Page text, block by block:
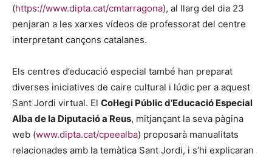
(https://www.dipta.cat/cmtarragona), al llarg del dia 23
penjaran a les xarxes vídeos de professorat del centre
interpretant cançons catalanes.
Els centres d’educació especial també han preparat
diverses iniciatives de caire cultural i lúdic per a aquest
Sant Jordi virtual. El Col·legi Públic d’Educació Especial
Alba de la Diputació a Reus, mitjançant la seva pàgina
web (www.dipta.cat/cpeealba) proposarà manualitats
relacionades amb la temàtica Sant Jordi, i s’hi explicaran